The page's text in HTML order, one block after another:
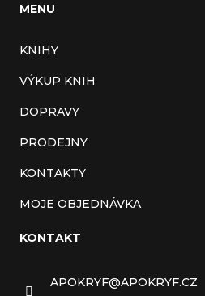
MENU
KNIHY
VÝKUP KNIH
DOPRAVY
PRODEJNY
KONTAKTY
MOJE OBJEDNÁVKA
KONTAKT
APOKRYF@APOKRYF.CZ